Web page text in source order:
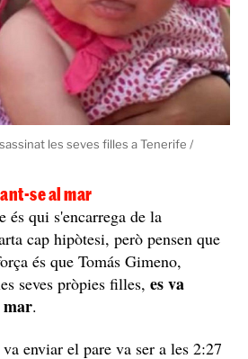
les seves filles a Tenerife /
se al mar
qui s'encarrega de la
cap hipòtesi, però pensen que
és que Tomás Gimeno,
seves pròpies filles, es va
.